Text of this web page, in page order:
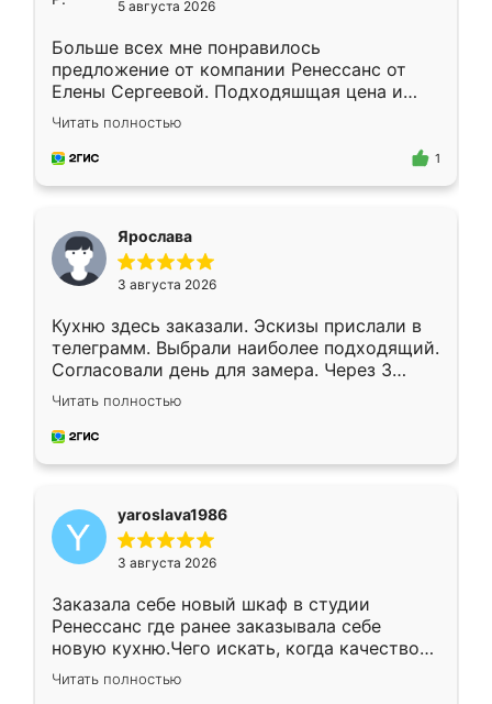
5 августа 2026
Больше всех мне понравилось
предложение от компании Ренессанс от
Елены Сергеевой. Подходяшщая цена и
короткие сроки изготовления. Приехавший
для замера сотрудник Владислав
предложил по моему эскизу самый
Читать полностью
1
Ярослава
3 августа 2026
Кухню здесь заказали. Эскизы прислали в
телеграмм. Выбрали наиболее подходящий.
Согласовали день для замера. Через 3
недели кухня была уже готова. Остались
довольны работой. Спасибо Ренессанс
мебель за качественную работу!
Читать полностью
yaroslava1986
3 августа 2026
Заказала себе новый шкаф в студии
Ренессанс где ранее заказывала себе
новую кухню.Чего искать, когда качеством
вполне довольна. Служит кухня уже почти
два года, нареканий нет.
Читать полностью